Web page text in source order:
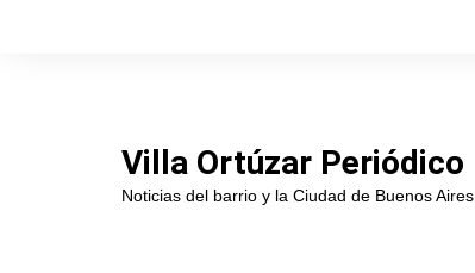
Villa Ortúzar Periódico
Noticias del barrio y la Ciudad de Buenos Aires